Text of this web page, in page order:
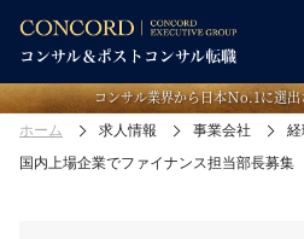
コンサル業界から日本Ｎo.1に選
ホーム 求人情報 事業会社
国内上場企業でファイナンス担当部長募